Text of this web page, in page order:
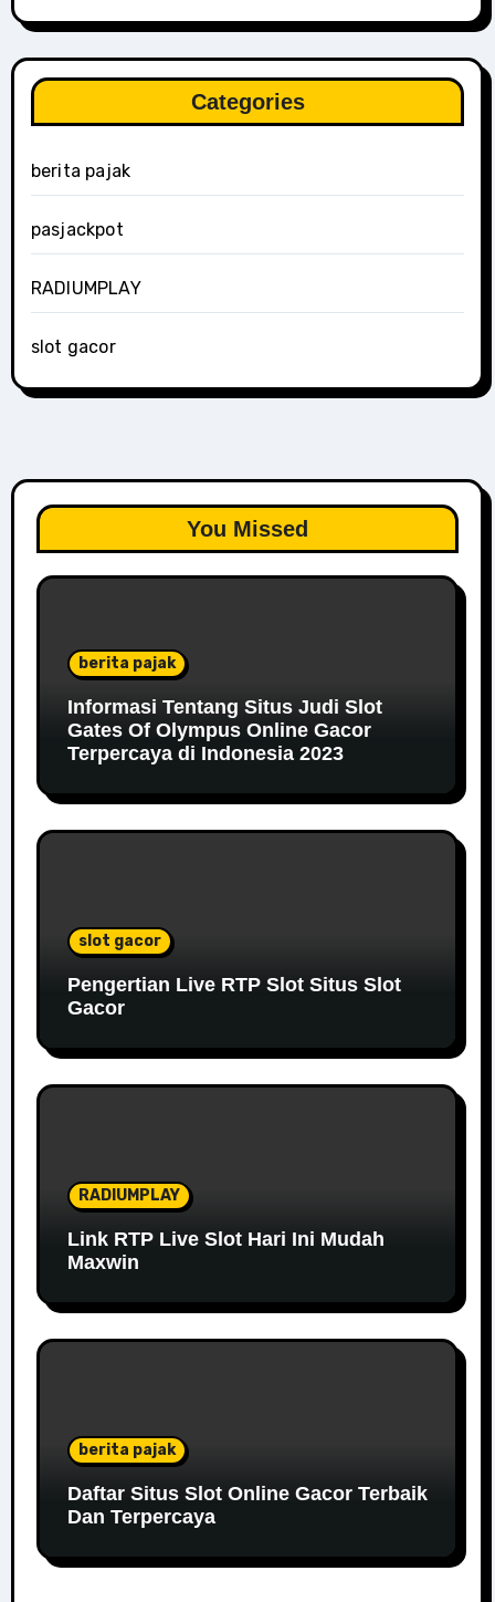
Categories
berita pajak
pasjackpot
RADIUMPLAY
slot gacor
You Missed
berita pajak
Informasi Tentang Situs Judi Slot
Gates Of Olympus Online Gacor
Terpercaya di Indonesia 2023
slot gacor
Pengertian Live RTP Slot Situs Slot
Gacor
RADIUMPLAY
Link RTP Live Slot Hari Ini Mudah
Maxwin
berita pajak
Daftar Situs Slot Online Gacor Terbaik
Dan Terpercaya